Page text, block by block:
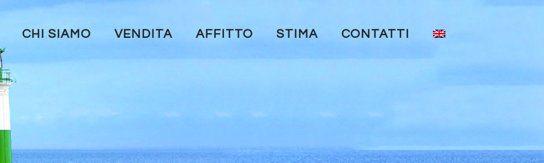
CHI SIAMO VENDITA AFFITTO STIMA CONTATTI